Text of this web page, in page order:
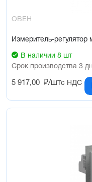
ОВЕН
Измеритель-
В наличии 8 шт
Срок производства 3
5 917,00 ₽/штс НДС